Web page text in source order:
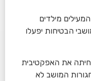
מילדים
הבטיחות יפעלו
את האפקטיבית
המושב לא